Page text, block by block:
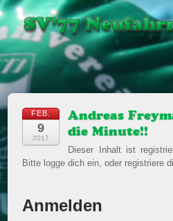
FEB.
9
2017
Andreas
die Minute!!
Dieser Inhalt ist
Bitte logge dich ein, oder registriere
Anmelden